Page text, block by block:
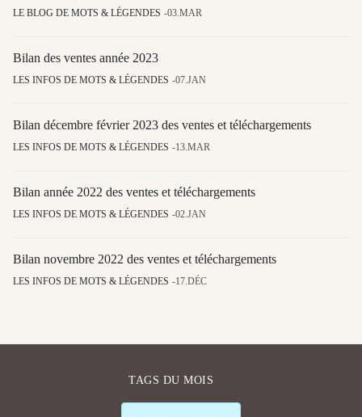
LE BLOG DE MOTS & LÉGENDES 03.MAR
Bilan des ventes année 2023
LES INFOS DE MOTS & LÉGENDES 07.JAN
Bilan décembre février 2023 des ventes et téléchargements
LES INFOS DE MOTS & LÉGENDES 13.MAR
Bilan année 2022 des ventes et téléchargements
LES INFOS DE MOTS & LÉGENDES 02.JAN
Bilan novembre 2022 des ventes et téléchargements
LES INFOS DE MOTS & LÉGENDES 17.DÉC
TAGS DU MOIS